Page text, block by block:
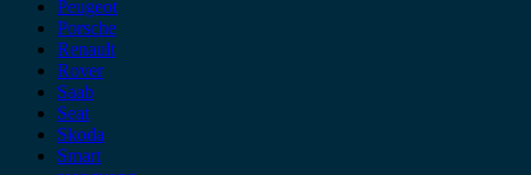
Peugeot
Porsche
Renault
Rover
Saab
Seat
Skoda
Smart